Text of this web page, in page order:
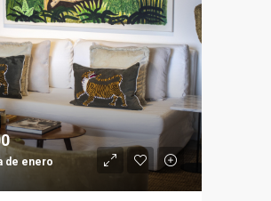
de enero